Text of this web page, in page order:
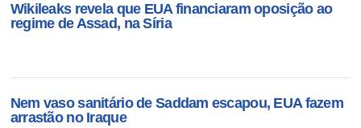
Wikileaks revela que EUA financiaram oposição ao
regime de Assad, na Síria
Nem vaso sanitário de Saddam escapou, EUA fazem
arrastão no Iraque